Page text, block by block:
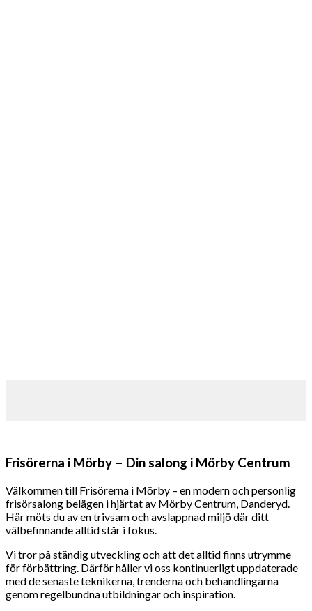
Frisörerna i Mörby – Din salong i Mörby Centrum
Välkommen till Frisörerna i Mörby – en modern och personlig
frisörsalong belägen i hjärtat av Mörby Centrum, Danderyd.
Här möts du av en trivsam och avslappnad miljö där ditt
välbefinnande alltid står i fokus.
Vi tror på ständig utveckling och att det alltid finns utrymme
för förbättring. Därför håller vi oss kontinuerligt uppdaterade
med de senaste teknikerna, trenderna och behandlingarna
genom regelbundna utbildningar och inspiration.